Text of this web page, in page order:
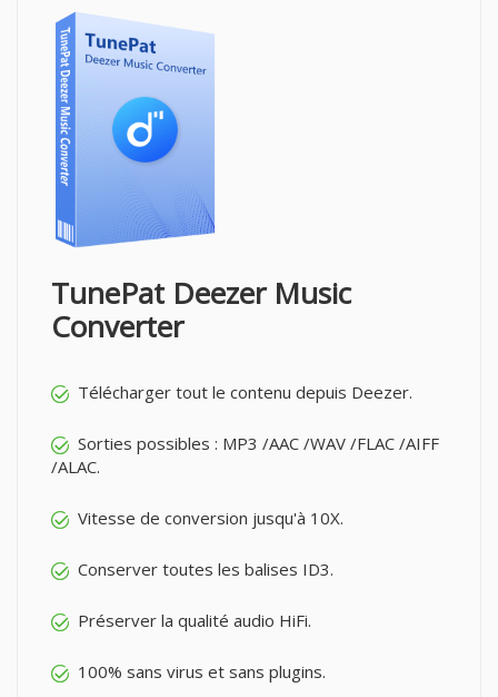
TunePat Deezer Music
Converter
Télécharger tout le contenu depuis Deezer.
Sorties possibles : MP3 /AAC /WAV /FLAC /AIFF
/ALAC.
Vitesse de conversion jusqu'à 10X.
Conserver toutes les balises ID3.
Préserver la qualité audio HiFi.
100% sans virus et sans plugins.